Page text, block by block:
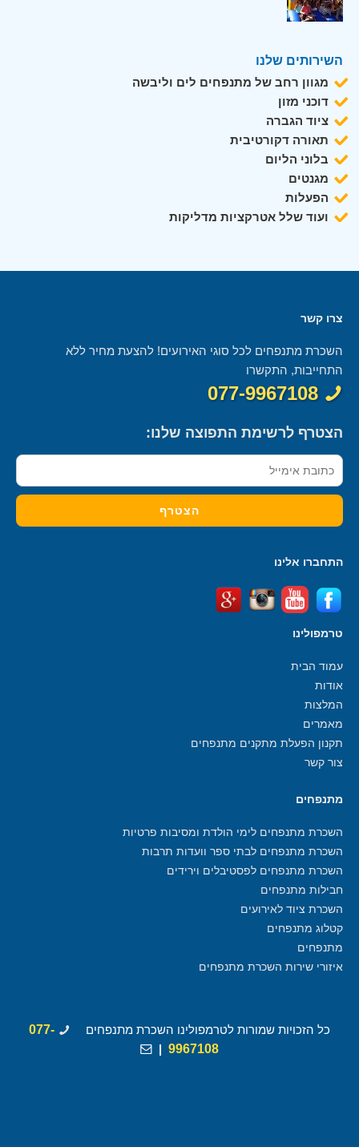
השירותים שלנו
מגוון רחב של מתנפחים לים וליבשה
דוכני מזון
ציוד הגברה
תאורה דקורטיבית
בלוני הליום
מגנטים
הפעלות
ועוד שלל אטרקציות מדליקות
צרו קשר
השכרת מתנפחים לכל סוגי האירועים! להצעת מחיר ללא
התחייבות, התקשרו
077-9967108
הצטרף לרשימת התפוצה שלנו:
התחברו אלינו
טרמפולינו
עמוד הבית
אודות
המלצות
מאמרים
תקנון הפעלת מתקנים מתנפחים
צור קשר
מתנפחים
השכרת מתנפחים לימי הולדת ומסיבות פרטיות
השכרת מתנפחים לבתי ספר וועדות תרבות
השכרת מתנפחים לפסטיבלים וירידים
חבילות מתנפחים
השכרת ציוד לאירועים
קטלוג מתנפחים
מתנפחים
איזורי שירות השכרת מתנפחים
כל הזכויות שמורות לטרמפולינו השכרת מתנפחים
077-
9967108
|